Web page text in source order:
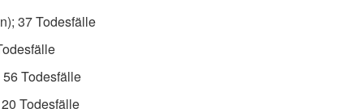
37 Todesfälle
Todesfälle
Todesfälle